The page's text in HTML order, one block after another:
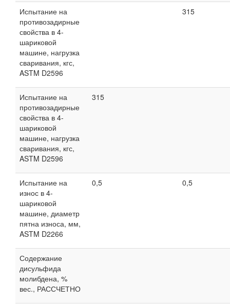
Испытание на
противозадирные
свойства в 4-
шариковой
машине, нагрузка
сваривания, кгс,
ASTM D2596
315
Испытание на
противозадирные
свойства в 4-
шариковой
машине, нагрузка
сваривания, кгс,
ASTM D2596
315
Испытание на
износ в 4-
шариковой
машине, диаметр
пятна износа, мм,
ASTM D2266
0,5 0,5
Содержание
дисульфида
молибдена, %
вес., РАССЧЕТНО